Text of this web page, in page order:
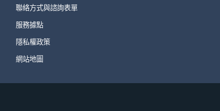
聯絡方式與諮詢表單
服務據點
隱私權政策
網站地圖